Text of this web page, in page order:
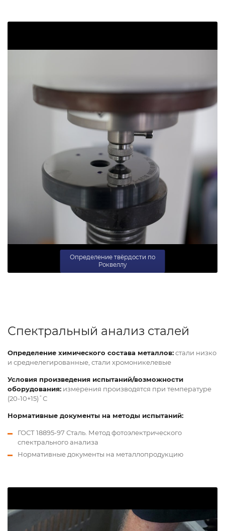
Определение твёрдости по
Роквеллу
Спектральный анализ сталей
Определение химического состава металлов:стали низко
и среднелегированные, стали хромоникелевые
Условия произведения испытаний/возможности
оборудования: измерения производятся при температуре
(20-10+15)˚С
Нормативные документы на методы испытаний:
ГОСТ 18895-97 Сталь. Метод фотоэлектрического
спектрального анализа
Нормативные документы на металлопродукцию